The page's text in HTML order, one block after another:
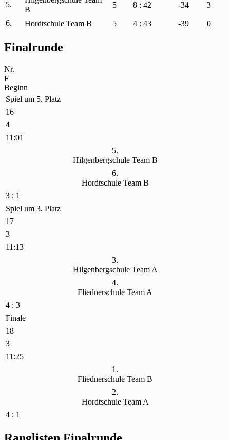
5.
B
5 8 : 42 -34 3
6. Hordtschule Team B 5 4 : 43 -39 0
Finalrunde
Nr.
F
Beginn
Spiel um 5. Platz
16
4
11:01
5.
Hilgenbergschule Team B
6.
Hordtschule Team B
3 : 1
Spiel um 3. Platz
17
3
11:13
3.
Hilgenbergschule Team A
4.
Fliednerschule Team A
4 : 3
Finale
18
3
11:25
1.
Fliednerschule Team B
2.
Hordtschule Team A
4 : 1